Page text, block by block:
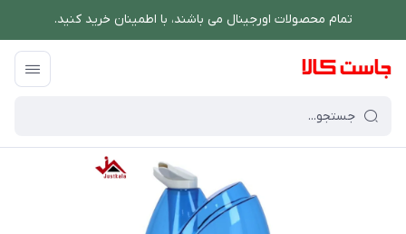
تمام محصولات اورجینال می باشند، با اطمینان خرید کنید.
فروشگاه اینترنتی جاست کالا